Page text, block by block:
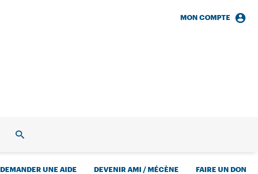
MON COMPTE
RECHERCHE
DEMANDER UNE AIDE DEVENIR AMI / MÉCÈNE FAIRE UN DON